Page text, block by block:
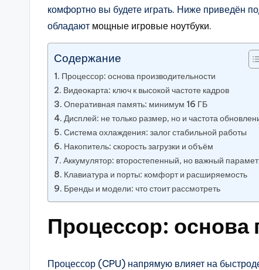
комфортно вы будете играть. Ниже приведён
обладают мощные игровые ноутбуки.
Содержание
Процессор: основа производительности
Видеокарта: ключ к высокой частоте кадров
Оперативная память: минимум 16 ГБ
Дисплей: не только размер, но и частота
Система охлаждения: залог стабильной работы
Накопитель: скорость загрузки и объём
Аккумулятор: второстепенный, но важный
Клавиатура и порты: комфорт и расширяемость
Бренды и модели: что стоит рассмотреть
Процессор: основа
Процессор (CPU) напрямую влияет на